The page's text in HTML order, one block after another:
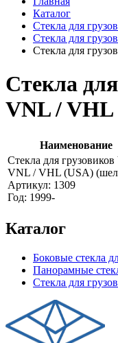
Каталог
Стекла для
Стекла для
Стекла для
Стекла
VNL /
Наименование
Стекла для
VNL / VHL (USA)
Артикул: 1309
Год: 1999-
Каталог
Боковые стекла
Панорамные
Стекла для